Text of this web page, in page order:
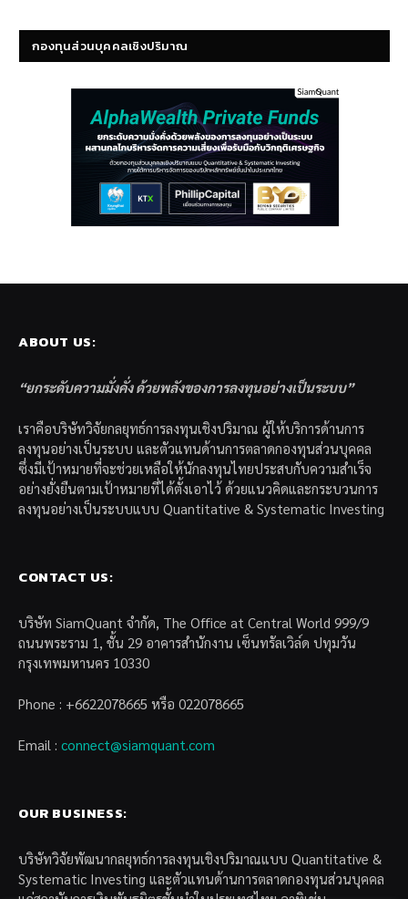
กองทุนส่วนบุคคลเชิงปริมาณ
ABOUT US:
“ยกระดับความมั่งคั่ง ด้วยพลังของการลงทุนอย่างเป็นระบบ”
เราคือบริษัทวิจัยกลยุทธ์การลงทุนเชิงปริมาณ ผู้ให้บริการด้านการ
ลงทุนอย่างเป็นระบบ และตัวแทนด้านการตลาดกองทุนส่วนบุคคล
ซึ่งมีเป้าหมายที่จะช่วยเหลือให้นักลงทุนไทยประสบกับความสำเร็จ
อย่างยั่งยืนตามเป้าหมายที่ได้ตั้งเอาไว้ ด้วยแนวคิดและกระบวนการ
ลงทุนอย่างเป็นระบบแบบ Quantitative & Systematic Investing
CONTACT US:
บริษัท SiamQuant จำกัด, The Office at Central World 999/9
ถนนพระราม 1, ชั้น 29 อาคารสำนักงาน เซ็นทรัลเวิล์ด ปทุมวัน
กรุงเทพมหานคร 10330
Phone : +6622078665 หรือ 022078665
Email : connect@siamquant.com
OUR BUSINESS:
บริษัทวิจัยพัฒนากลยุทธ์การลงทุนเชิงปริมาณแบบ Quantitative &
Systematic Investing และตัวแทนด้านการตลาดกองทุนส่วนบุคคล